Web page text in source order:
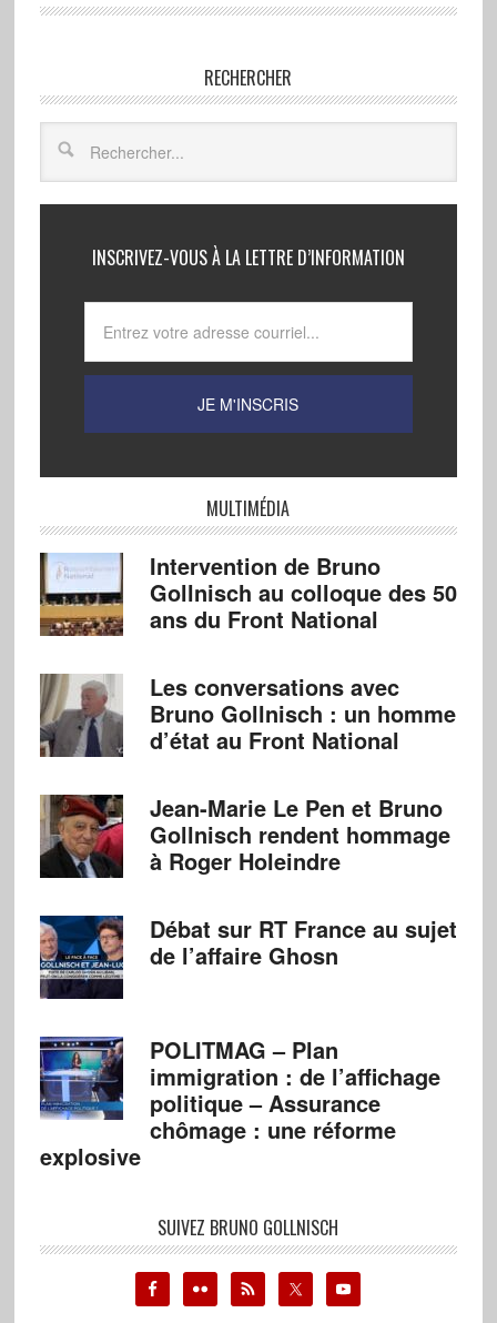
RECHERCHER
INSCRIVEZ-VOUS À LA LETTRE D’INFORMATION
MULTIMÉDIA
Intervention de Bruno
Gollnisch au colloque des 50
ans du Front National
Les conversations avec
Bruno Gollnisch : un homme
d’état au Front National
Jean-Marie Le Pen et Bruno
Gollnisch rendent hommage
à Roger Holeindre
Débat sur RT France au sujet
de l’affaire Ghosn
POLITMAG – Plan
immigration : de l’affichage
politique – Assurance
chômage : une réforme
explosive
SUIVEZ BRUNO GOLLNISCH